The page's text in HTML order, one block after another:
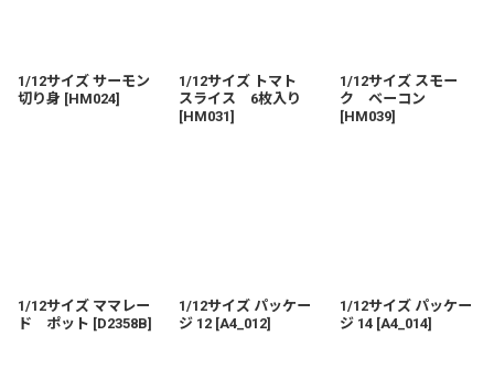
1/12サイズ サーモン
切り身 [HM024]
1/12サイズ トマト
スライス 6枚入り
[HM031]
1/12サイズ スモー
ク ベーコン
[HM039]
1/12サイズ ママレー
ド ポット [D2358B]
1/12サイズ パッケー
ジ 12 [A4_012]
1/12サイズ パッケー
ジ 14 [A4_014]